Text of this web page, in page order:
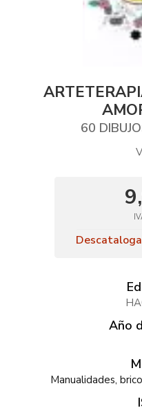
60
Año
Manualidades,